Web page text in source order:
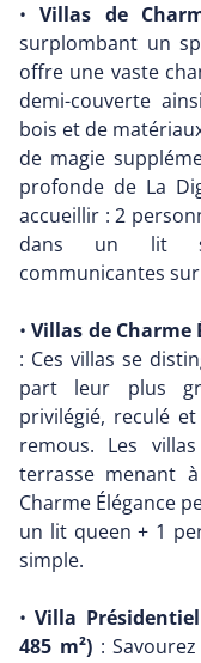
•Villas de
surplombant un
offre une vaste
demi-couverte
bois et de
de magie
profonde de La
accueillir : 2
dans un lit
communicantes
•Villas de Charme
: Ces villas se
part leur plus
privilégié, reculé
remous. Les
terrasse menant
Charme Élégance
un lit queen + 1
simple.
•Villa
485 m²) :